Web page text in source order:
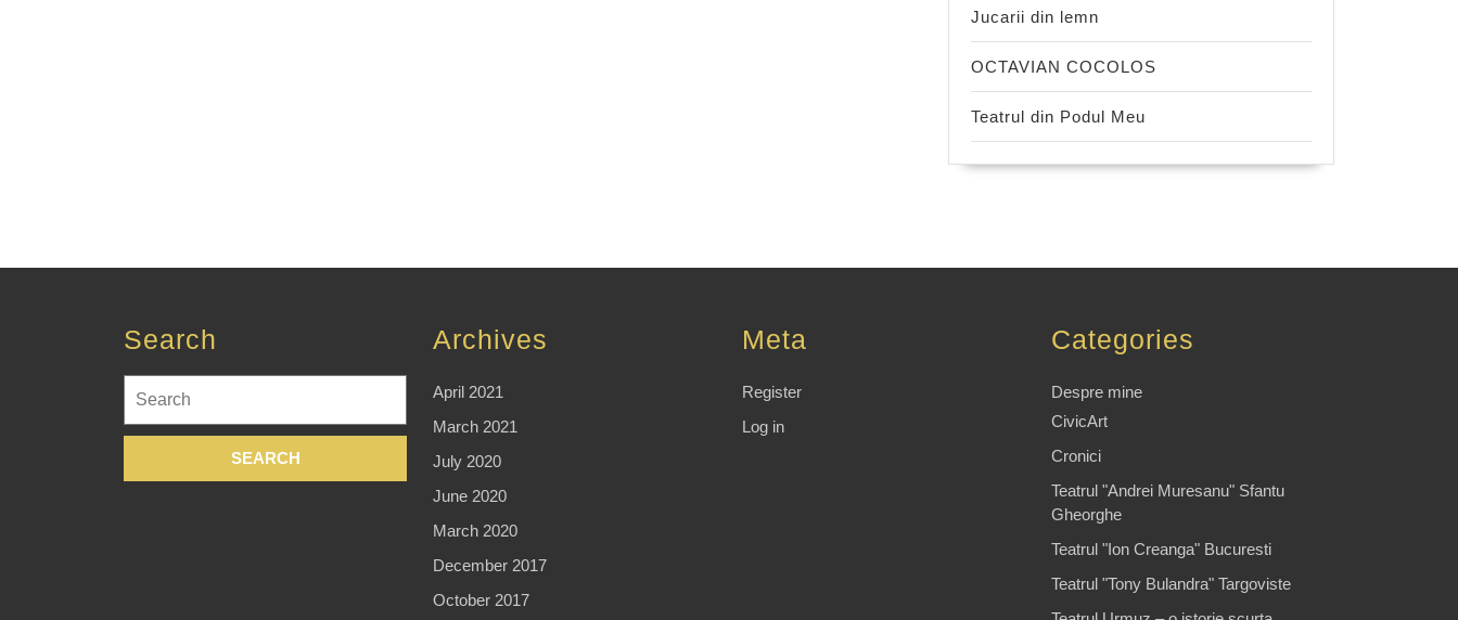
Jucarii din lemn
OCTAVIAN COCOLOS
Teatrul din Podul Meu
Search
for:
Archives
April 2021
March 2021
July 2020
June 2020
March 2020
December 2017
October 2017
Meta
Register
Log in
Categories
Despre mine
CivicArt
Cronici
Teatrul "Andrei Muresanu" Sfantu
Gheorghe
Teatrul "Ion Creanga" Bucuresti
Teatrul "Tony Bulandra" Targoviste